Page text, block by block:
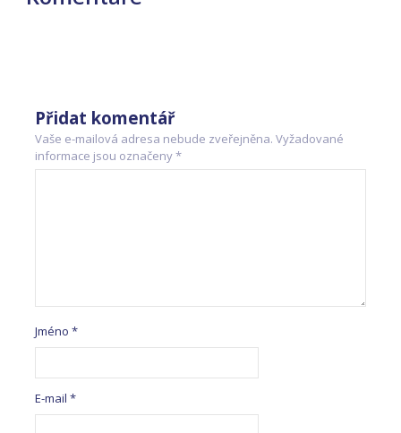
Přidat komentář
Vaše e-mailová adresa nebude zveřejněna. Vyžadované
informace jsou označeny*
Jméno*
E-mail*